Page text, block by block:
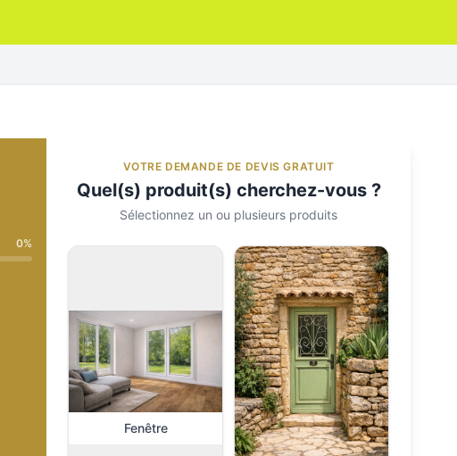
0%
VOTRE DEMANDE DE DEVIS GRATUIT
Quel(s) produit(s) cherchez-vous ?
Sélectionnez un ou plusieurs produits
Fenêtre